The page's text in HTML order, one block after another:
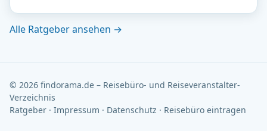
Alle Ratgeber ansehen →
© 2026 findorama.de – Reisebüro- und Reiseveranstalter-
Verzeichnis
Ratgeber · Impressum · Datenschutz · Reisebüro eintragen